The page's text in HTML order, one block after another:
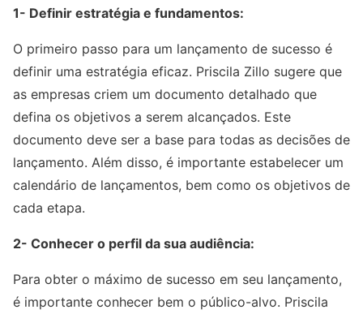
1- Definir estratégia e fundamentos:
O primeiro passo para um lançamento de sucesso é
definir uma estratégia eficaz. Priscila Zillo sugere que
as empresas criem um documento detalhado que
defina os objetivos a serem alcançados. Este
documento deve ser a base para todas as decisões de
lançamento. Além disso, é importante estabelecer um
calendário de lançamentos, bem como os objetivos de
cada etapa.
2- Conhecer o perfil da sua audiência:
Para obter o máximo de sucesso em seu lançamento,
é importante conhecer bem o público-alvo. Priscila